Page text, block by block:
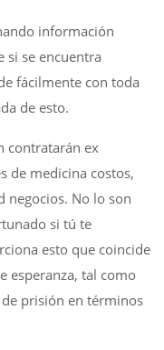
información
si se encuentra
fácilmente con toda
de esto.
contratarán ex
de medicina costos,
negocios. No lo son
si tú te
esto que coincide
esperanza, tal como
prisión en términos